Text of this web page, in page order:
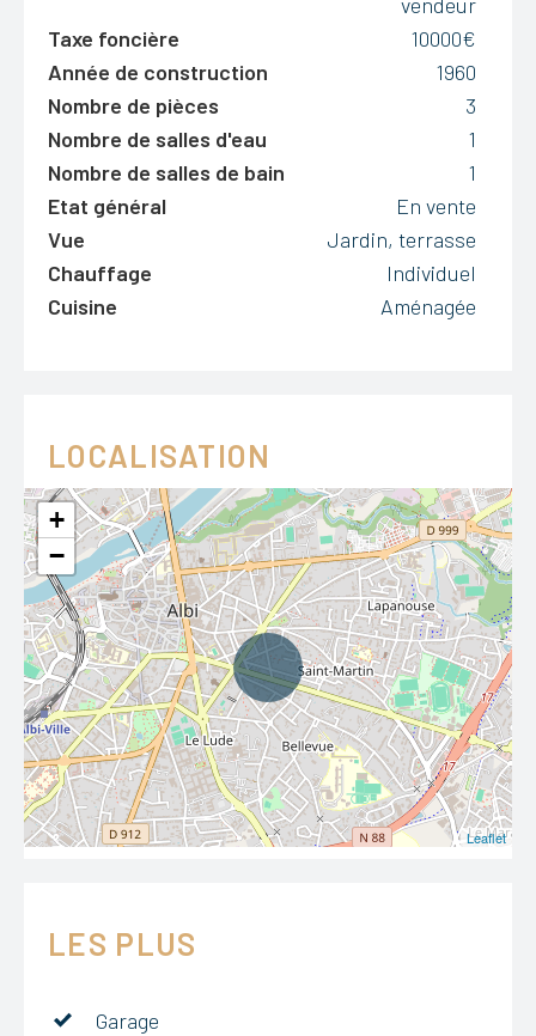
Taxe foncière
10000€
Année de construction
1960
Nombre de pièces
3
Nombre de salles d'eau
1
Nombre de salles de bain
1
Etat général
En vente
Vue
Jardin, terrasse
Chauffage
Individuel
Cuisine
Aménagée
LOCALISATION
+
−
Leaflet
LES PLUS
Garage